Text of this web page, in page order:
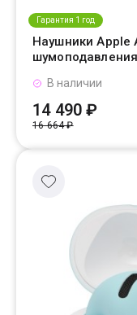
Гарантия 1 год
Наушники Apple
В наличии
14 490 ₽
16 664 ₽